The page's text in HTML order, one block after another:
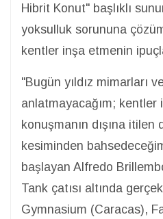
Hibrit Konut" başlıklı
yoksulluk sorununa
kentler inşa etmenin
"Bugün yıldız mimarları
anlatmayacağım; kentler
konuşmanın dışına itilen
kesiminden
başlayan Alfredo
Tank çatısı altında
Gymnasium (Caracas),